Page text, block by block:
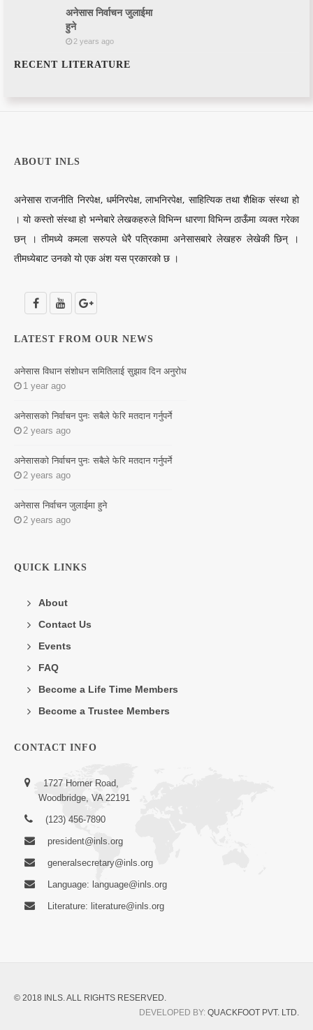
अनेसास निर्वाचन जुलाईमा
हुने
2 years ago
RECENT LITERATURE
ABOUT INLS
अनेसास राजनीति निरपेक्ष, धर्मनिरपेक्ष, लाभनिरपेक्ष, साहित्यिक तथा शैक्षिक संस्था हो
। यो कस्तो संस्था हो भन्नेबारे लेखकहरुले विभिन्न धारणा विभिन्न ठाऊँमा व्यक्त गरेका
छन् । तीमध्ये कमला सरुपले धेरै पत्रिकामा अनेसासबारे लेखहरु लेखेकी छिन् ।
तीमध्येबाट उनको यो एक अंश यस प्रकारको छ ।
LATEST FROM OUR NEWS
अनेसास विधान संशोधन समितिलाई सुझाव दिन अनुरोध
1 year ago
अनेसासको निर्वाचन पुनः सबैले फेरि मतदान गर्नुपर्ने
2 years ago
अनेसासको निर्वाचन पुनः सबैले फेरि मतदान गर्नुपर्ने
2 years ago
अनेसास निर्वाचन जुलाईमा हुने
2 years ago
QUICK LINKS
About
Contact Us
Events
FAQ
Become a Life Time Members
Become a Trustee Members
CONTACT INFO
1727 Horner Road,
Woodbridge, VA 22191
(123) 456-7890
president@inls.org
generalsecretary@inls.org
Language: language@inls.org
Literature: literature@inls.org
© 2018 INLS. ALL RIGHTS RESERVED.
DEVELOPED BY: QUACKFOOT PVT. LTD.